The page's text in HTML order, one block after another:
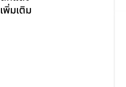
เพิ่มเติม